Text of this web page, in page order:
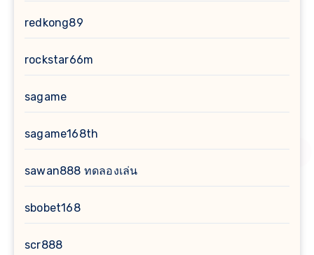
redkong89
rockstar66m
sagame
sagame168th
sawan888 ทดลองเล่น
sbobet168
scr888